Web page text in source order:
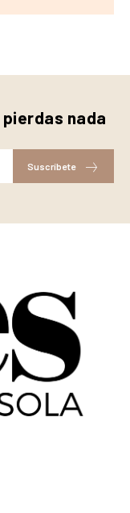
nada
Suscríbete